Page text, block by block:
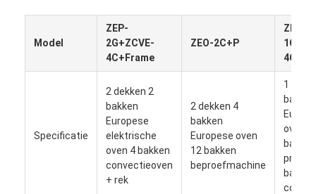
Model
ZEP-
2G+ZCVE-
4C+Frame
ZEO-2C+P
ZEO-
4C
Specificatie
2 dekken 2
bakken
Europese
elektrische
oven 4 bakken
convectieoven
+ rek
2 dekken 4
bakken
Europese oven
12 bakken
beproefmachine
1 dek,
bakken
oven,
bakken
bakken